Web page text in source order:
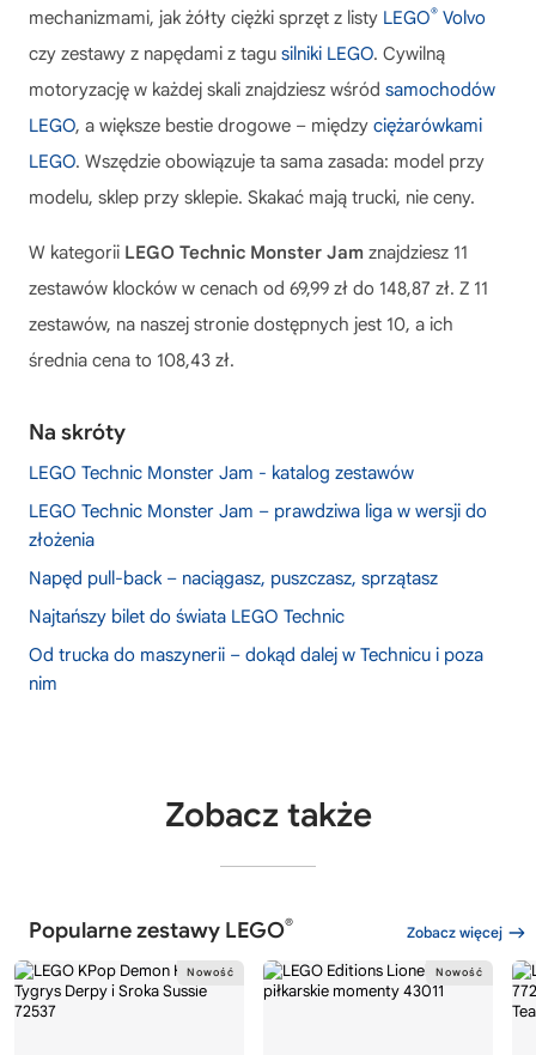
mechanizmami, jak żółty ciężki sprzęt z listy LEGO® Volvo
czy zestawy z napędami z tagu silniki LEGO. Cywilną
motoryzację w każdej skali znajdziesz wśród samochodów
LEGO, a większe bestie drogowe – między ciężarówkami
LEGO. Wszędzie obowiązuje ta sama zasada: model przy
modelu, sklep przy sklepie. Skakać mają trucki, nie ceny.
W kategorii LEGO Technic Monster Jam znajdziesz 11
zestawów klocków w cenach od 69,99 zł do 148,87 zł. Z 11
zestawów, na naszej stronie dostępnych jest 10, a ich
średnia cena to 108,43 zł.
Na skróty
LEGO Technic Monster Jam - katalog zestawów
LEGO Technic Monster Jam – prawdziwa liga w wersji do
złożenia
Napęd pull-back – naciągasz, puszczasz, sprzątasz
Najtańszy bilet do świata LEGO Technic
Od trucka do maszynerii – dokąd dalej w Technicu i poza
nim
Zobacz także
Popularne zestawy LEGO® Zobacz więcej